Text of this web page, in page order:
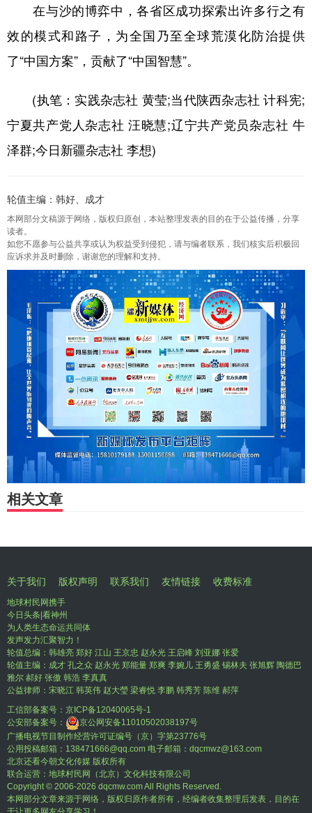
在与沙的博弈中，各省区成功探索出许多行之有
效的模式和路子，为全国乃至全球荒漠化防治提供
了“中国方案”，贡献了“中国智慧”。
(执笔：实践杂志社 黄莹;当代陕西杂志社 计科宪;
宁夏共产党人杂志社 汪晓慧;辽宁共产党员杂志社 牛
泽群;今日新疆杂志社 李想)
轮值主编：韩好、成才
本网部分文稿源于网络，版权归原创，本站整理发表的目的在于公益传播，分享
读者。
如您不愿参与公益共享或认为权益受到侵犯，请与编者联系，我们核实后积极回
应诉求并及时删除，谢谢您的理解和支持。
相关文章
关于我们 版权声明 联系我们 友情链接 收费标准
地球村民网携手
今日头条|看神州
为人类生态命运共同体
发声发力汇聚智力！
轮值总编：韩雄亮 郑好 江山 王京忠 赵永光 王启峰 刘亚娜 张爱
轮值主编：成才 孔之众 赵永光 郑能量 郑爽 李婉儿 王勇盛 锡林夫 张旭辉 陶德巴
雅尔 郝好 张傲 韩浩 李真真
公益律师：宋晓江 韩英伟 赵大瑩 梁睿悦 李鹏 韩秀芳 陈维 郝萍
工信部备案号： 京ICP备12040065号-1
公安部备案号：
京公网安备11010502038197号
广播电视节目制作经营许可证编号（京）字第23776号
公用投稿邮箱：138471666@qq.com 电子邮箱：dqcmwz@163.com
北京还看今朝文化传媒 版权所有
联合运营：地球村民网（北京）文化科技有限公司
Copyright © 2006-2026 dqcmw.com All Rights Reserved.
本网部分文章来源于网络，版权归原作者所有，经编者收集整理后发表，目的在